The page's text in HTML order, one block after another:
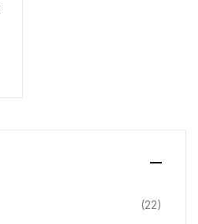
(22)